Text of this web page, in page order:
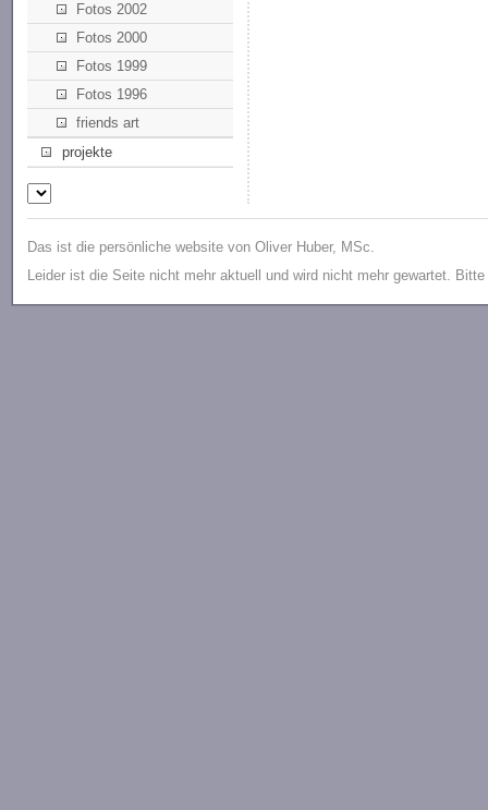
Fotos 2002
Fotos 2000
Fotos 1999
Fotos 1996
friends art
projekte
Das ist die persönliche website von Oliver Huber, MSc.
Leider ist die Seite nicht mehr aktuell und wird nicht mehr gewartet.